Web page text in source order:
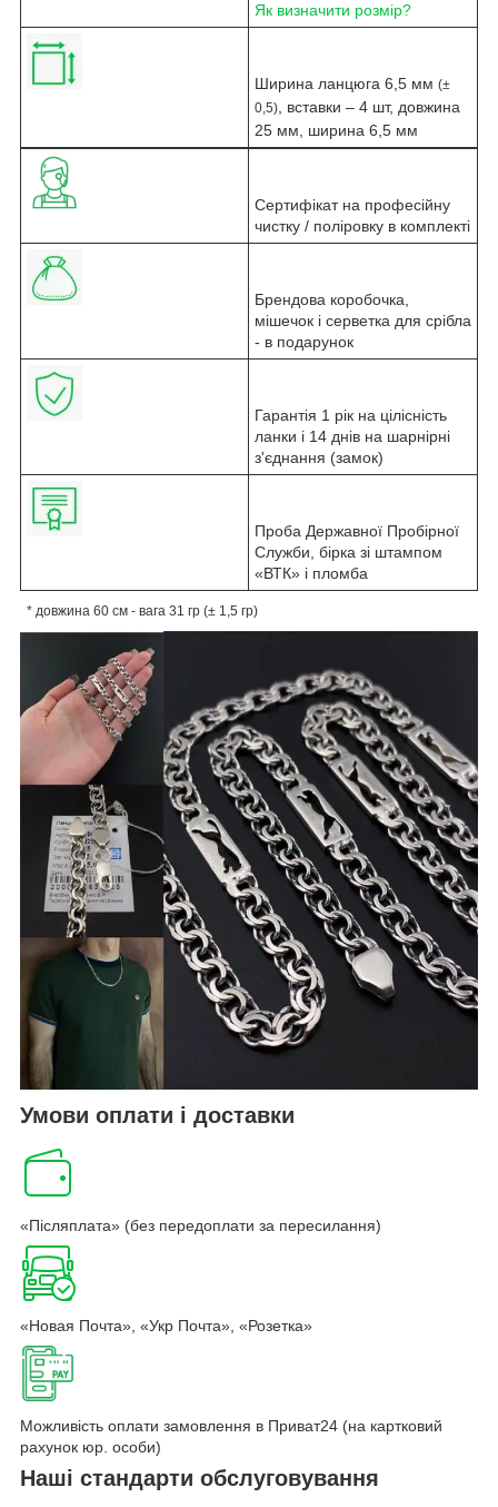
Як визначити розмір?
Ширина ланцюга 6,5 мм (±
0,5), вставки – 4 шт, довжина
25 мм, ширина 6,5 мм
Сертифікат на професійну
чистку / поліровку в комплекті
Брендова коробочка,
мішечок і серветка для срібла
- в подарунок
Гарантія 1 рік на цілісність
ланки і 14 днів на шарнірні
з'єднання (замок)
Проба Державної Пробірної
Служби, бірка зі штампом
«ВТК» і пломба
* довжина 60 см - вага 31 гр (± 1,5 гр)
Умови оплати і доставки
«Післяплата» (без передоплати за пересилання)
«Новая Почта», «Укр Почта», «Розетка»
Можливість оплати замовлення в Приват24 (на картковий
рахунок юр. особи)
Наші стандарти обслуговування